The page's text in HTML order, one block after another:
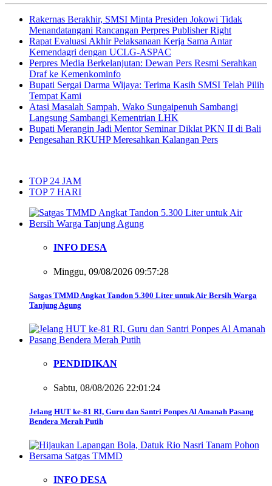
Rakernas Berakhir, SMSI Minta Presiden Jokowi Tidak
Menandatangani Rancangan Perpres Publisher Right
Rapat Evaluasi Akhir Pelaksanaan Kerja Sama Antar
Kemendagri dengan UCLG-ASPAC
Perpres Media Berkelanjutan: Dewan Pers Resmi Serahkan
Draf ke Kemenkominfo
Bupati Sergai Darma Wijaya: Terima Kasih SMSI Telah Pilih
Tempat Kami
Atasi Masalah Sampah, Wako Sungaipenuh Sambangi
Langsung Sambangi Kementrian LHK
Bupati Merangin Jadi Mentor Seminar Diklat PKN II di Bali
Pengesahan RKUHP Meresahkan Kalangan Pers
TOP 24 JAM
TOP 7 HARI
INFO DESA
Minggu, 09/08/2026 09:57:28
Satgas TMMD Angkat Tandon 5.300 Liter untuk Air Bersih Warga
Tanjung Agung
PENDIDIKAN
Sabtu, 08/08/2026 22:01:24
Jelang HUT ke-81 RI, Guru dan Santri Ponpes Al Amanah Pasang
Bendera Merah Putih
INFO DESA